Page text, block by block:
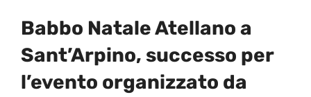
Babbo Natale Atellano a
Sant’Arpino, successo per
l’evento organizzato da